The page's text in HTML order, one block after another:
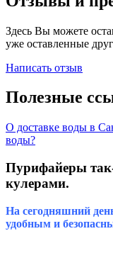
Здесь Вы можете
уже оставленные
Написать отзыв
Полезные
О доставке воды в
воды?
Пурифайеры
кулерами.
На сегодняшний
удобным и